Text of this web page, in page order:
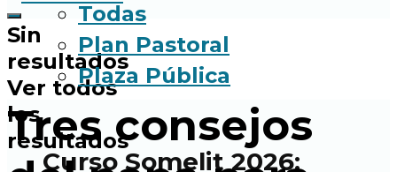
Sin
resultados
Ver todos
los
resultados
Todas
Plan Pastoral
Plaza Pública
Curso Somelit 2026:
Tres consejos